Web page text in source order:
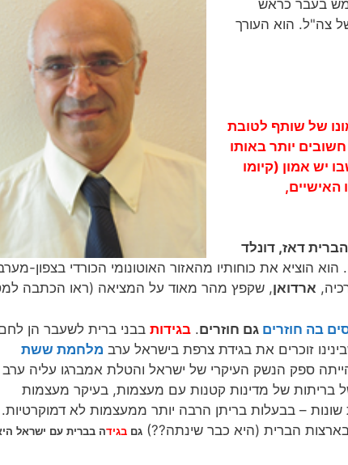
בעבר כראש
צה"ל. הוא העורך
של שותף לטובת
יותר באותו
יש אמון (קיומו
האישיים,
דאז, דונלד
הוציא את כוחותיו מהאזור האוטונומי הכורדי בצפון-
ארדואן, שקפץ מהר מאוד על המציאה (ראו הכתבה
בה חוזרים גם חוזרים. בגידות בבני ברית לשעבר הן
זוכרים את בגידת צרפת בישראל ערב מלחמת ששת
ספק הנשק העיקרי של ישראל והטלת אמברגו עליה ערב
בריתות של מדינות קטנות עם מעצמות, בעיקר מעצמות
שונות – בבעלות בריתן הרבה יותר ממעצמות לא דמוקרטיות.
הברית (היא כבר שינתה??) גם בגידה בברית עם ישראל